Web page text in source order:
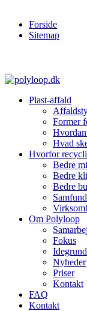
Forside
Sitemap
Plast-affald
Former
Hvad
Hvorfor
Bedre
Bedre
Bedre
Om Polyloop
Fokus
Nyheder
Priser
Kontakt
FAQ
Kontakt